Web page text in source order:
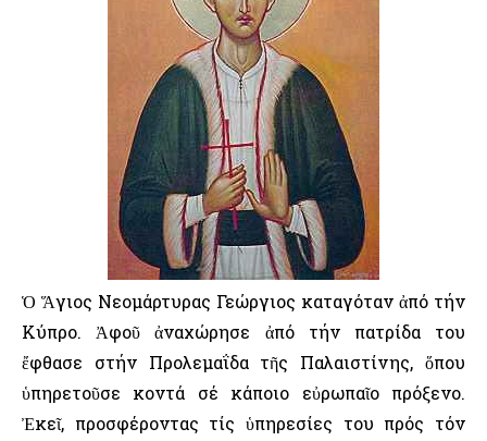
Ὁ Ἅγιος Νεομάρτυρας Γεώργιος καταγόταν ἀπό τήν
Κύπρο. Ἀφοῦ ἀναχώρησε ἀπό τήν πατρίδα του
ἔφθασε στήν Προλεμαΐδα τῆς Παλαιστίνης, ὅπου
ὑπηρετοῦσε κοντά σέ κάποιο εὐρωπαῖο πρόξενο.
Ἐκεῖ, προσφέροντας τίς ὑπηρεσίες του πρός τόν